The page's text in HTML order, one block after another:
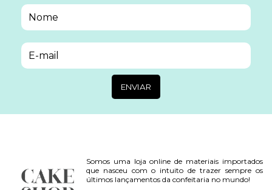
Somos uma loja online de materiais importados
que nasceu com o intuito de trazer sempre os
últimos lançamentos da confeitaria no mundo!